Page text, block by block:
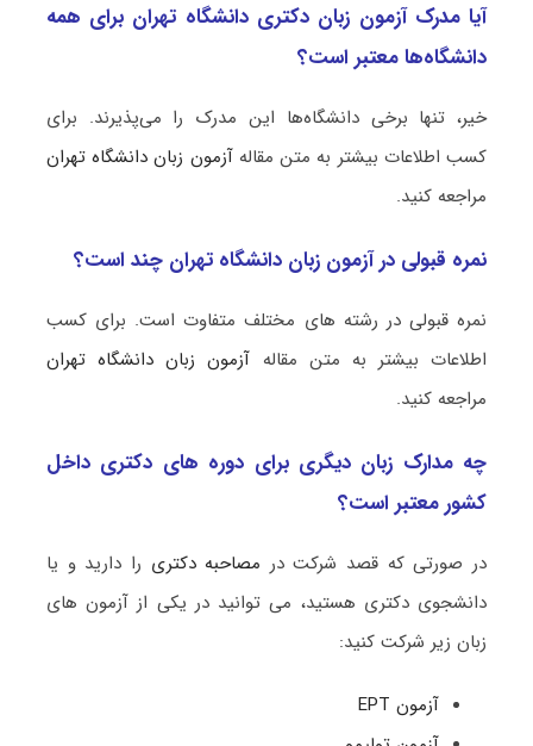
آیا مدرک آزمون زبان دکتری دانشگاه تهران برای همه
دانشگاه‌ها معتبر است؟
خیر، تنها برخی دانشگاه‌ها این مدرک را می‌پذیرند. برای
کسب اطلاعات بیشتر به متن مقالهآزمون زبان دانشگاه تهران
مراجعه کنید.
نمره قبولی در آزمون زبان دانشگاه تهران چند است؟
نمره قبولی در رشته های مختلف متفاوت است. برای کسب
اطلاعات بیشتر به متن مقاله آزمون زبان دانشگاه تهران
مراجعه کنید.
چه مدارک زبان دیگری برای دوره های دکتری داخل
کشور معتبر است؟
در صورتی که قصد شرکت در مصاحبه دکتری را دارید و یا
دانشجوی دکتری هستید، می توانید در یکی از آزمون های
زبان زیر شرکت کنید:
آزمون EPT